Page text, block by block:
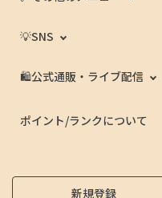
💡SNS
🛍️公式通販・ライブ配信
ポイント/ランクについて
新規登録